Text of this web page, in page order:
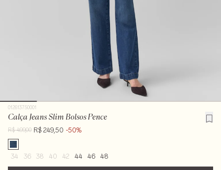
012613750001
Calça Jeans Slim Bolsos Pence
R$ 499,00 R$ 249,50 -50%
34 36 38 40 42 44 46 48